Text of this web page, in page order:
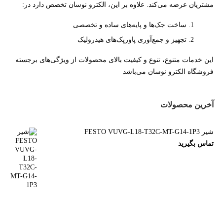
مشتریان عرضه می‌کند. علاوه بر این، الکترو نوسان تخصص دارد در:
ساخت جک‌ها و پایه‌های ساده و تخصصی
تجهیز و جمع‌آوری پاورپک‌های هیدرولیک
این خدمات متنوع، تنوع و کیفیت بالای محصولات از ویژگی‌های برجسته
فروشگاه الکترو نوسان می‌باشد
آخرین محصولات
شیر FESTO VUVG-L18-T32C-MT-G14-1P3
تماس بگیرید